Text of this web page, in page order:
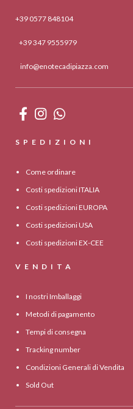
+39 0577 848104
+39 347 9555979
info@enotecadipiazza.com
SPEDIZIONI
Come ordinare
Costi spedizioni ITALIA
Costi spedizioni EUROPA
Costi spedizioni USA
Costi spedizioni EX-CEE
VENDITA
I nostri Imballaggi
Metodi di pagamento
Tempi di consegna
Tracking number
Condizioni Generali di Vendita
Sold Out